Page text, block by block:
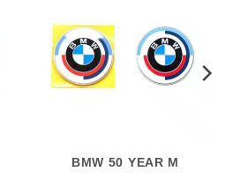
BMW 50 YEAR M